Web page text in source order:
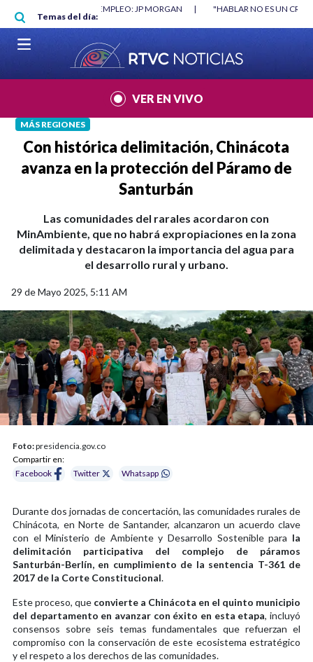
Pasar al contenido principal
Temas del día:
EMPLEO: JP MORGAN |
"HABLAR NO ES UN CRIMEN": CARTA DE
VER EN VIVO
MÁS REGIONES
Con histórica delimitación, Chinácota
avanza en la protección del Páramo de
Santurbán
Las comunidades del rarales acordaron con
MinAmbiente, que no habrá expropiaciones en la zona
delimitada y destacaron la importancia del agua para
el desarrollo rural y urbano.
29 de Mayo 2025, 5:11 AM
Foto:presidencia.gov.co
Compartir en:
Facebook
Twitter Whatsapp
Durante dos jornadas de concertación, las comunidades rurales de
Chinácota, en Norte de Santander, alcanzaron un acuerdo clave
con el Ministerio de Ambiente y Desarrollo Sostenible para la
delimitación participativa del complejo de páramos
Santurbán-Berlín, en cumplimiento de la sentencia T-361 de
2017 de la Corte Constitucional.
Este proceso, que convierte a Chinácota en el quinto municipio
del departamento en avanzar con éxito en esta etapa, incluyó
consensos sobre seis temas fundamentales que refuerzan el
compromiso con la conservación de este ecosistema estratégico
y el respeto a los derechos de las comunidades.